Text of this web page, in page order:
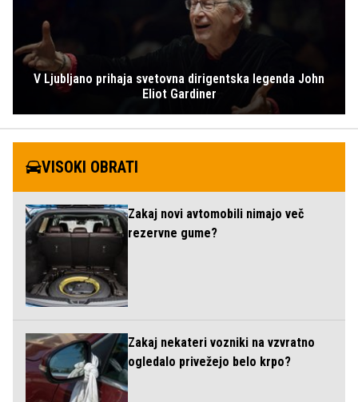
V Ljubljano prihaja svetovna dirigentska legenda John
Eliot Gardiner
VISOKI OBRATI
Zakaj novi avtomobili nimajo več
rezervne gume?
Zakaj nekateri vozniki na vzvratno
ogledalo privežejo belo krpo?